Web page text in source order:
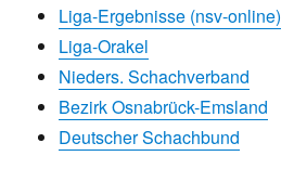
Liga-Ergebnisse (nsv-online)
Liga-Orakel
Nieders. Schachverband
Bezirk Osnabrück-Emsland
Deutscher Schachbund